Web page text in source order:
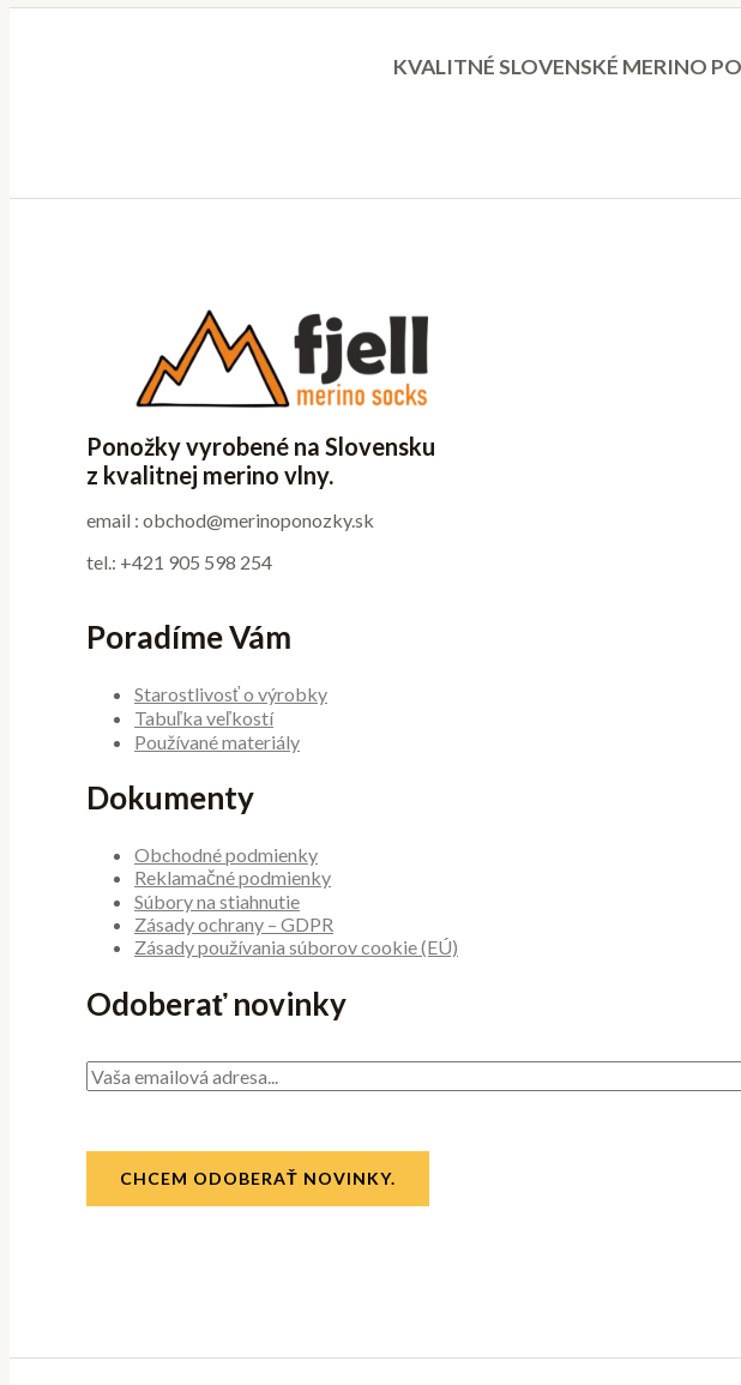
KVALITNÉ SLOVENSKÉ MERINO
Ponožky vyrobené na Slovensku
z kvalitnej merino vlny.
email : obchod@merinoponozky.sk
tel.: +421 905 598 254
Poradíme Vám
Starostlivosť o výrobky
Tabuľka veľkostí
Používané materiály
Dokumenty
Obchodné podmienky
Reklamačné podmienky
Súbory na stiahnutie
Zásady ochrany – GDPR
Zásady používania súborov cookie (EÚ)
Odoberať novinky
E
m
CHCEM ODOBERAŤ NOVINKY.